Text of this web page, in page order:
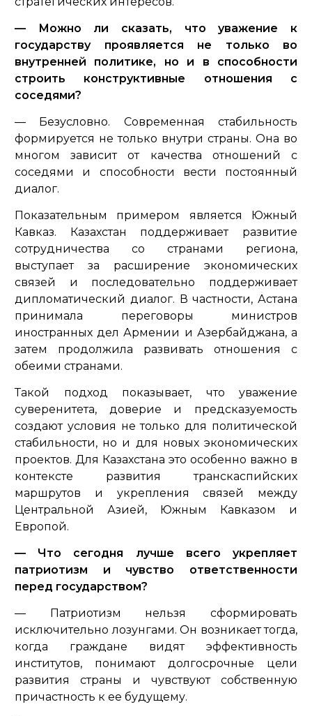
— Можно ли сказать, что уважение к
государству проявляется не только во
внутренней политике, но и в способности
строить конструктивные отношения с
соседями?
— Безусловно. Современная стабильность
формируется не только внутри страны. Она во
многом зависит от качества отношений с
соседями и способности вести постоянный
диалог.
Показательным примером является Южный
Кавказ. Казахстан поддерживает развитие
сотрудничества со странами региона,
выступает за расширение экономических
связей и последовательно поддерживает
дипломатический диалог. В частности, Астана
принимала переговоры министров
иностранных дел Армении и Азербайджана, а
затем продолжила развивать отношения с
обеими странами.
Такой подход показывает, что уважение
суверенитета, доверие и предсказуемость
создают условия не только для политической
стабильности, но и для новых экономических
проектов. Для Казахстана это особенно важно в
контексте развития транскаспийских
маршрутов и укрепления связей между
Центральной Азией, Южным Кавказом и
Европой.
— Что сегодня лучше всего укрепляет
патриотизм и чувство ответственности
перед государством?
— Патриотизм нельзя сформировать
исключительно лозунгами. Он возникает тогда,
когда граждане видят эффективность
институтов, понимают долгосрочные цели
развития страны и чувствуют собственную
причастность к ее будущему.